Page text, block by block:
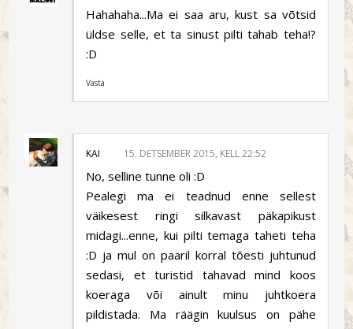
Hahahaha...Ma ei saa aru, kust sa võtsid
üldse selle, et ta sinust pilti tahab teha!?
:D
Vasta
KAI 15. DETSEMBER 2015, KELL 22:52
No, selline tunne oli :D
Pealegi ma ei teadnud enne sellest
väikesest ringi silkavast päkapikust
midagi...enne, kui pilti temaga taheti teha
:D ja mul on paaril korral tõesti juhtunud
sedasi, et turistid tahavad mind koos
koeraga või ainult minu juhtkoera
pildistada. Ma räägin kuulsus on pähe